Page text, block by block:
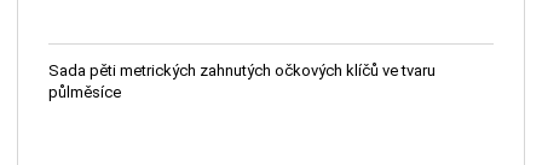
Sada pěti metrických zahnutých očkových klíčů ve tvaru
půlměsíce